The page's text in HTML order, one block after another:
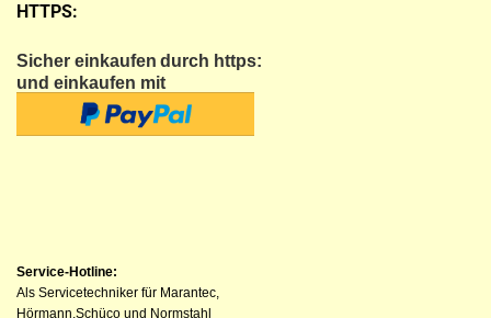
HTTPS:
Sicher einkaufen durch https:
und einkaufen mit
Service-Hotline:
Als Servicetechniker für Marantec,
Hörmann,Schüco und Normstahl